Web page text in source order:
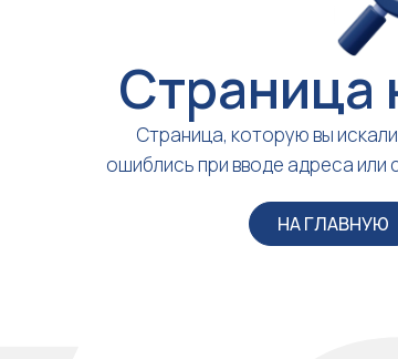
Страница
Страница, которую вы
ошиблись при вводе адреса
НА ГЛАВНУЮ